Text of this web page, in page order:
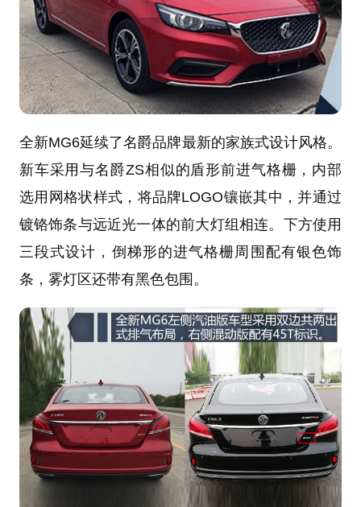
全新MG6延续了名爵品牌最新的家族式设计风格。
新车采用与名爵ZS相似的盾形前进气格栅，内部
选用网格状样式，将品牌LOGO镶嵌其中，并通过
镀铬饰条与远近光一体的前大灯组相连。下方使用
三段式设计，倒梯形的进气格栅周围配有银色饰
条，雾灯区还带有黑色包围。